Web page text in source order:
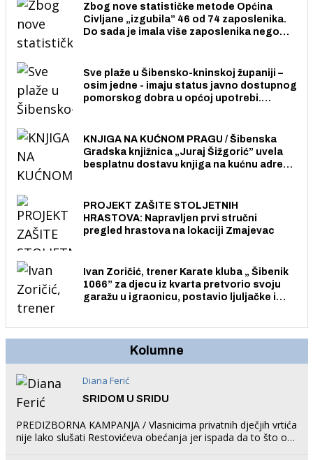
Zbog nove statističke metode Općina
Civljane „izgubila” 46 od 74 zaposlenika.
Do sada je imala više zaposlenika nego
Sve plaže u Šibensko-kninskoj županiji –
osim jedne - imaju status javno dostupnog
pomorskog dobra u općoj upotrebi.
KNJIGA NA KUĆNOM PRAGU / Šibenska
Gradska knjižnica „Juraj Šižgorić” uvela
besplatnu dostavu knjiga na kućnu adresu
PROJEKT ZAŠITE STOLJETNIH
HRASTOVA: Napravljen prvi stručni
pregled hrastova na lokaciji Zmajevac
Ivan Zoričić, trener Karate kluba „ Šibenik
1066” za djecu iz kvarta pretvorio svoju
garažu u igraonicu, postavio ljuljačke i
Kolumne
Diana Ferić
SRIDOM U SRIDU
PREDIZBORNA KAMPANJA / Vlasnicima privatnih dječjih vrtića
nije lako slušati Restovićeva obećanja jer ispada da to što oni